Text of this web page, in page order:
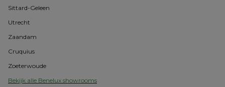
Sittard-Geleen
Utrecht
Zaandam
Cruquius
Zoeterwoude
Bekijk alle Benelux showrooms